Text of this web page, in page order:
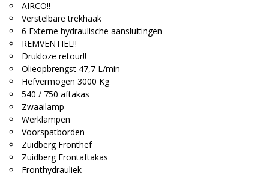
AIRCO!!
Verstelbare trekhaak
6 Externe hydraulische aansluitingen
REMVENTIEL!!
Drukloze retour!!
Olieopbrengst 47,7 L/min
Hefvermogen 3000 Kg
540 / 750 aftakas
Zwaailamp
Werklampen
Voorspatborden
Zuidberg Fronthef
Zuidberg Frontaftakas
Fronthydrauliek